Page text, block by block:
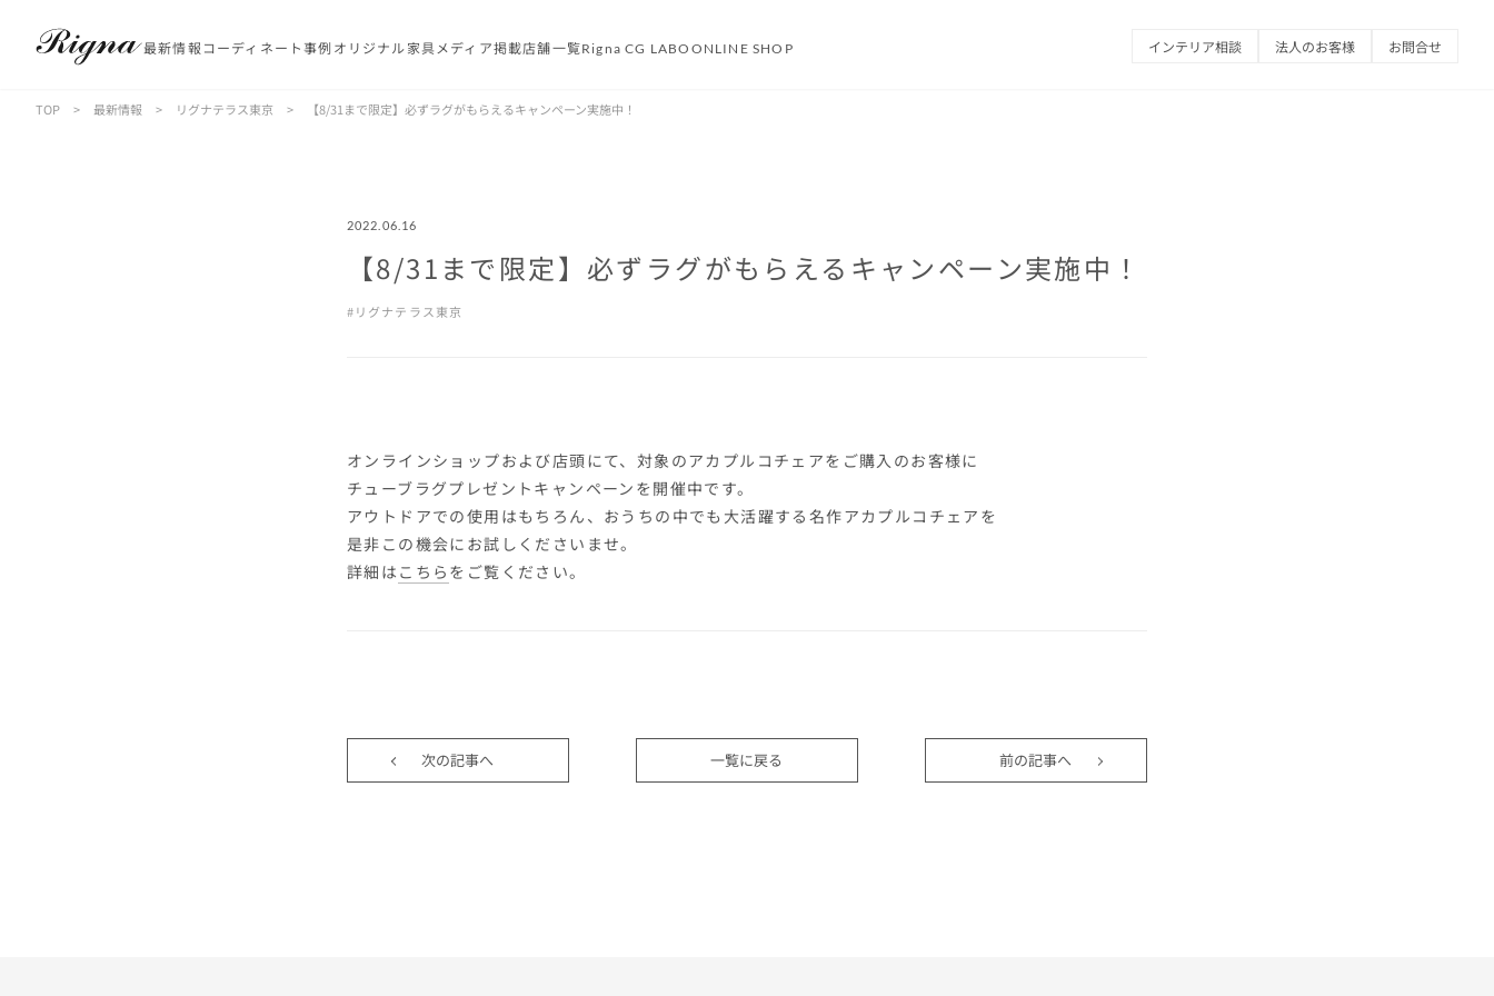
最新情報 コーディネート事例オリジナル家具 メディア掲載店舗一覧Rigna CG LABO ONLINE SHOP インテリア相談 法人のお客様 お問合せ
TOP > 最新情報 > リグナテラス東京 > 【8/31まで限定】必ずラグがもらえるキャンペーン実施中！
2022.06.16
【8/31まで限定】必ずラグがもらえるキャンペーン実施中！
リグナテラス東京
オンラインショップおよび店頭にて、対象のアカプルコチェアをご購入のお客様に
チューブラグプレゼントキャンペーンを開催中です。
アウトドアでの使用はもちろん、おうちの中でも大活躍する名作アカプルコチェアを
是非この機会にお試しくださいませ。
詳細は こちら をご覧ください。
次の記事へ 一覧に戻る 前の記事へ